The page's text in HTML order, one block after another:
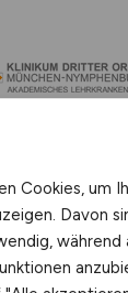
Cookies, um
Davon
während